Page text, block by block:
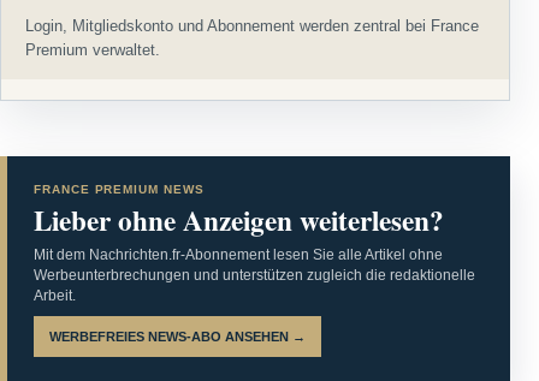
Login, Mitgliedskonto und Abonnement werden zentral bei France
Premium verwaltet.
FRANCE PREMIUM NEWS
Lieber ohne Anzeigen weiterlesen?
Mit dem Nachrichten.fr-Abonnement lesen Sie alle Artikel ohne
Werbeunterbrechungen und unterstützen zugleich die redaktionelle
Arbeit.
WERBEFREIES NEWS-ABO ANSEHEN →